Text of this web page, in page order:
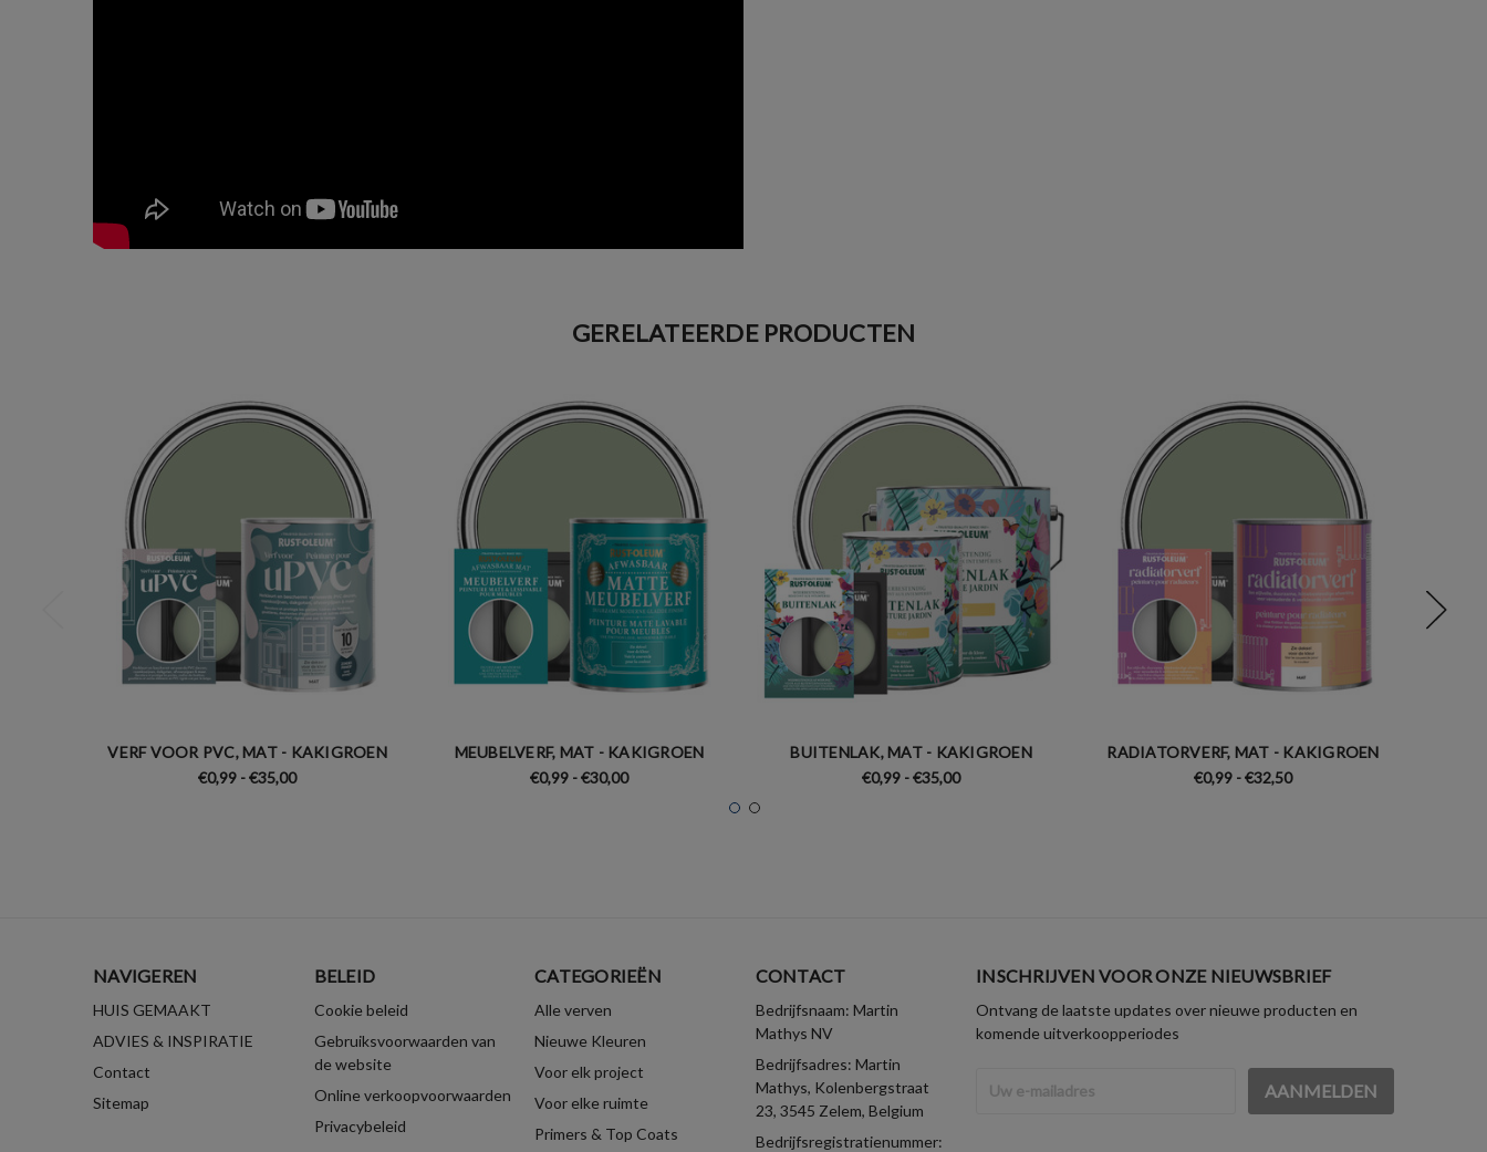
GERELATEERDE PRODUCTEN
VERF VOOR PVC, MAT - KAKIGROEN
€0,99 - €35,00
MEUBELVERF, MAT - KAKIGROEN
€0,99 - €30,00
BUITENLAK, MAT - KAKIGROEN
€0,99 - €35,00
RADIATORVERF, MAT - KAKIGROEN
€0,99 - €32,50
NAVIGEREN
HUIS GEMAAKT
ADVIES & INSPIRATIE
Contact
Sitemap
BELEID
Cookie beleid
Gebruiksvoorwaarden van
de website
Online verkoopvoorwaarden
Privacybeleid
CATEGORIEËN
Alle verven
Nieuwe Kleuren
Voor elk project
Voor elke ruimte
Primers & Top Coats
CONTACT
Bedrijfsnaam: Martin
Mathys NV
Bedrijfsadres: Martin
Mathys, Kolenbergstraat
23, 3545 Zelem, Belgium
Bedrijfsregistratienummer:
INSCHRIJVEN VOOR ONZE NIEUWSBRIEF
Ontvang de laatste updates over nieuwe producten en
komende uitverkoopperiodes
mailadres